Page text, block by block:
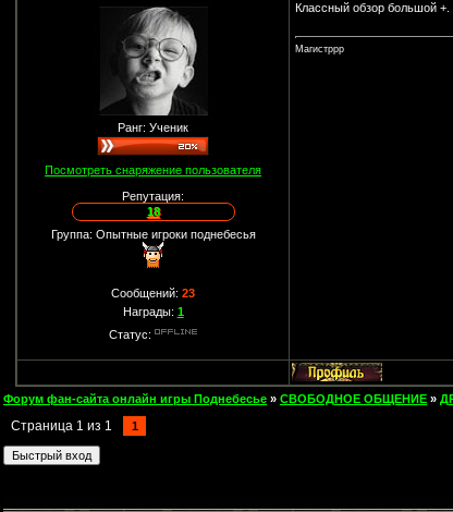
Ранг: Ученик
Посмотреть снаряжение пользователя
Репутация:
18
Группа: Опытные игроки поднебесья
Сообщений:23
Награды: 1
Статус:
Классный обзор большой +.
Магистррр
Форум фан-сайта онлайн игры Поднебесье » СВОБОДНОЕ ОБЩЕНИЕ »
Страница 1 из 1
1